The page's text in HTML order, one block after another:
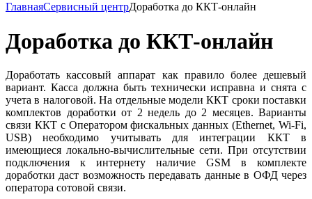
ГлавнаяСервисный центрДоработка до ККТ-онлайн
Доработка до ККТ-онлайн
Доработать кассовый аппарат как правило более дешевый
вариант. Касса должна быть технически исправна и снята с
учета в налоговой. На отдельные модели ККТ сроки поставки
комплектов доработки от 2 недель до 2 месяцев. Варианты
связи ККТ с Оператором фискальных данных (Ethernet, Wi-Fi,
USB) необходимо учитывать для интеграции ККТ в
имеющиеся локально-вычислительные сети. При отсутствии
подключения к интернету наличие GSM в комплекте
доработки даст возможность передавать данные в ОФД через
оператора сотовой связи.